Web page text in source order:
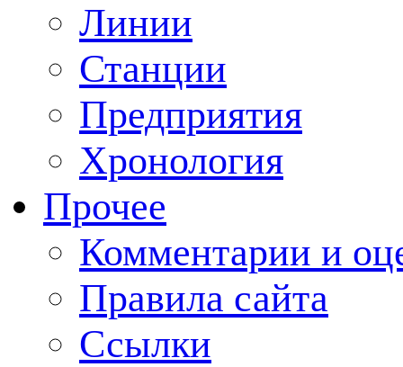
Линии
Станции
Предприятия
Хронология
Прочее
Комментарии и
Правила сайта
Ссылки